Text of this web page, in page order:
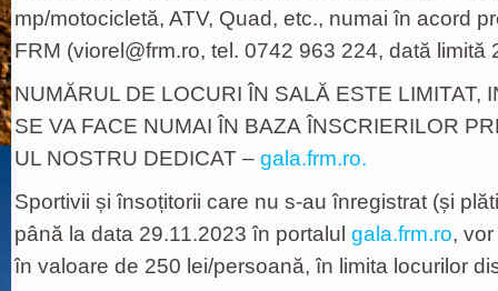
mp/motocicletă, ATV, Quad, etc., numai în acord
FRM (viorel@frm.ro, tel. 0742 963 224, dată limită
NUMĂRUL DE LOCURI ÎN SALĂ ESTE LIMITAT,
SE VA FACE NUMAI ÎN BAZA ÎNSCRIERILOR
UL NOSTRU DEDICAT – gala.frm.ro.
Sportivii și însoțitorii care nu s-au înregistrat (și
până la data 29.11.2023 în portalul gala.frm.ro,
în valoare de 250 lei/persoană, în limita locurilor